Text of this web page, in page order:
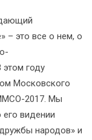
– это все о нем, о
этом году
Московского
2017. Мы
видении
народов» и